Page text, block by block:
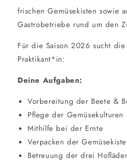
frischen Gemüsekisten sowie
Gastrobetriebe rund um den
Für die Saison 2026 sucht
Praktikant*in:
Deine Aufgaben:
Vorbereitung der Beete &
Pflege der Gemüsekulturen
Mithilfe bei der Ernte
Verpacken der
Betreuung der drei